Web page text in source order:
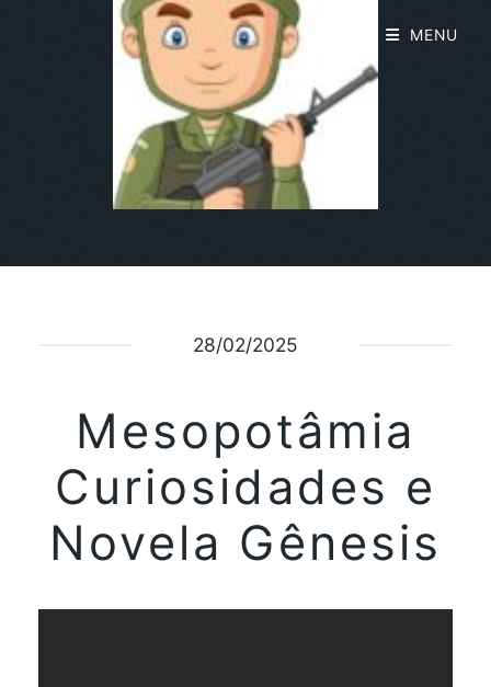
28/02/2025
Mesopotâmia
Curiosidades e
Novela Gênesis
MENU